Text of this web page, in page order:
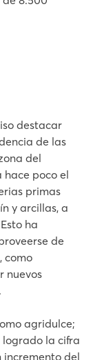
destacar
de las
del
hace poco el
primas
y arcillas, a
ha
de
como
nuevos
agridulce;
logrado la cifra
incremento del